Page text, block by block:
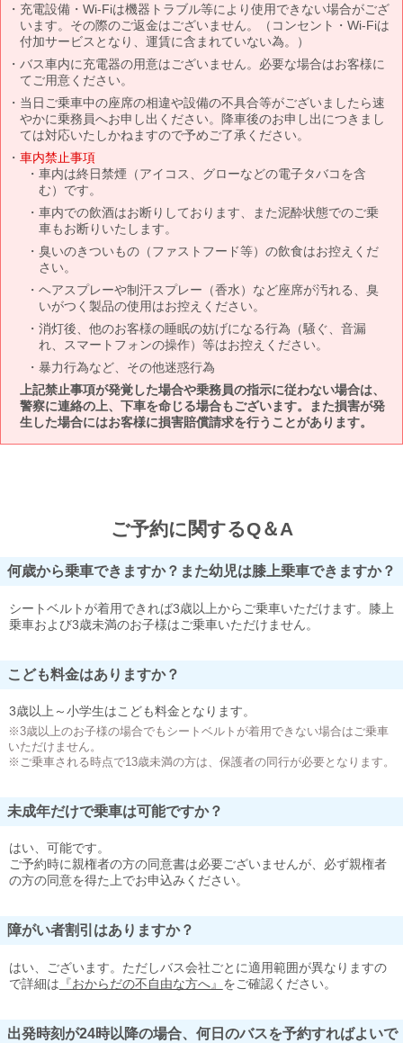
充電設備・Wi-Fiは機器トラブル等により使用できない場合がござ
います。その際のご返金はございません。（コンセント・Wi-Fiは
付加サービスとなり、運賃に含まれていない為。）
バス車内に充電器の用意はございません。必要な場合はお客様に
てご用意ください。
当日ご乗車中の座席の相違や設備の不具合等がございましたら速
やかに乗務員へお申し出ください。降車後のお申し出につきまし
ては対応いたしかねますので予めご了承ください。
車内禁止事項
車内は終日禁煙（アイコス、グローなどの電子タバコを含
む）です。
車内での飲酒はお断りしております、また泥酔状態でのご乗
車もお断りいたします。
臭いのきついもの（ファストフード等）の飲食はお控えくだ
さい。
ヘアスプレーや制汗スプレー（香水）など座席が汚れる、臭
いがつく製品の使用はお控えください。
消灯後、他のお客様の睡眠の妨げになる行為（騒ぐ、音漏
れ、スマートフォンの操作）等はお控えください。
暴力行為など、その他迷惑行為
上記禁止事項が発覚した場合や乗務員の指示に従わない場合は、
警察に連絡の上、下車を命じる場合もございます。また損害が発
生した場合にはお客様に損害賠償請求を行うことがあります。
ご予約に関するQ＆A
何歳から乗車できますか？また幼児は膝上乗車できますか？
シートベルトが着用できれば3歳以上からご乗車いただけます。膝上
乗車および3歳未満のお子様はご乗車いただけません。
こども料金はありますか？
3歳以上～小学生はこども料金となります。
※3歳以上のお子様の場合でもシートベルトが着用できない場合はご乗車
いただけません。
※ご乗車される時点で13歳未満の方は、保護者の同行が必要となります。
未成年だけで乗車は可能ですか？
はい、可能です。
ご予約時に親権者の方の同意書は必要ございませんが、必ず親権者
の方の同意を得た上でお申込みください。
障がい者割引はありますか？
はい、ございます。ただしバス会社ごとに適用範囲が異なりますの
で詳細は 『おからだの不自由な方へ』 をご確認ください。
出発時刻が24時以降の場合、何日のバスを予約すればよいで